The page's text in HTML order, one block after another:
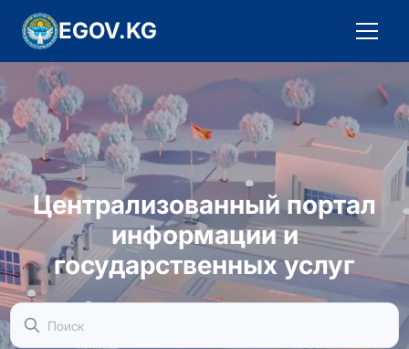
EGOV.KG
Централизованный портал
информации и
государственных услуг